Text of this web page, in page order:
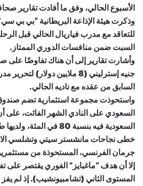
الأسبوع الحالي، وفق ما أفادت تقارير
وذكرت هيئة الإذاعة البريطانية “بي بي
للتعاقد مع مدرب فياريال الحالي قبل
السبت ضمن منافسات الدوري الممتاز.
وأشارت تقارير إلى أن هناك تفاوضًا على
جنيه إسترليني (8 ملايين دولار)
السابق من عقده مع ناديه الحالي.
واستحوذت مجموعة استثمارية تضم صندوق
السعودي على النادي الشهر الفائت، على
السعودية فيه بنسبة 80 في
خطى نجاحات مانشستر سيتي وتشلسي
جرمان الفرنسي، المستحوذة من
إلا أن هدف “ماغبايز” الفوري يقتصر على
المستوى الثاني (تشامبيونشيب). إذ لم يفز